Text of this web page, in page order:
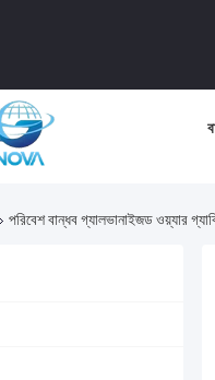
পরিবেশ বান্ধব গ্যালভানাইজড ওয়্যার